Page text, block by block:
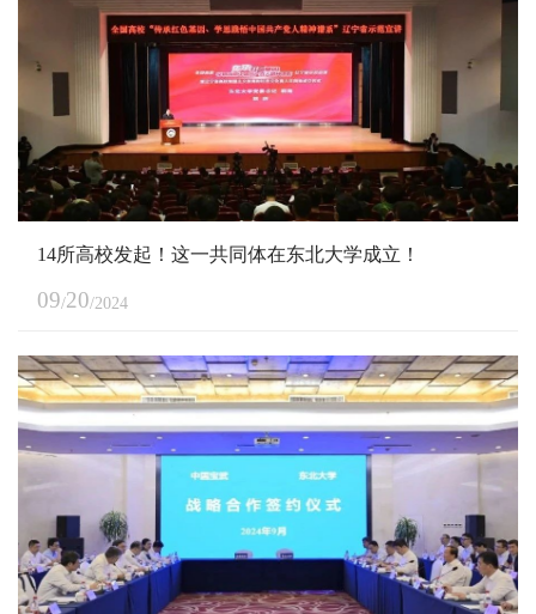
14所高校发起！这一共同体在东北大学成立！
09/20/2024